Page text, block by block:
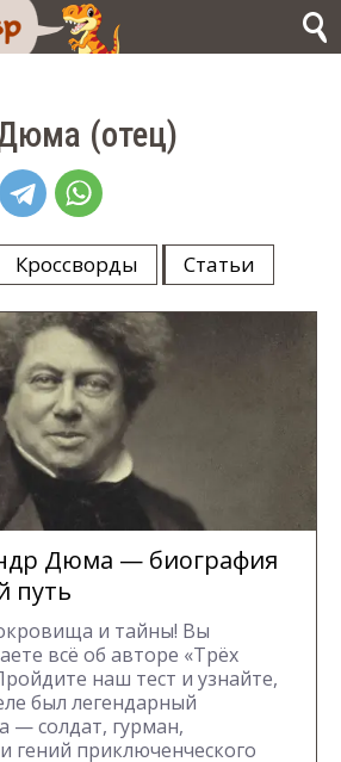
(отец)
Кроссворды Статьи
Дюма — биография
путь
и тайны! Вы
всё об авторе «Трёх
наш тест и узнайте,
был легендарный
— солдат, гурман,
гений приключенческого